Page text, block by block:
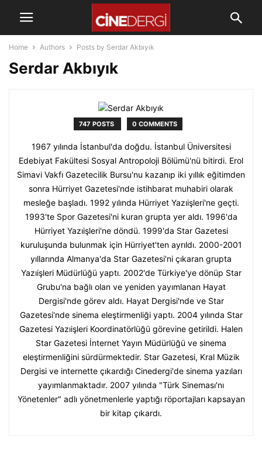
Home Authors Posts by Serdar Akbıyık
Serdar Akbıyık
747 POSTS 0 COMMENTS
1967 yılında İstanbul'da doğdu. İstanbul Üniversitesi
Edebiyat Fakültesi Sosyal Antropoloji Bölümü'nü bitirdi. Erol
Simavi Vakfı Gazetecilik Bursu'nu kazanıp iki yıllık eğitimden
sonra Hürriyet Gazetesi'nde istihbarat muhabiri olarak
mesleğe başladı. 1992 yılında Hürriyet Yazıişleri'ne geçti.
1993'te Spor Gazetesi'ni kuran grupta yer aldı. 1996'da
Hürriyet Yazıişleri'ne döndü. 1999'da Star Gazetesi
kuruluşunda bulunmak için Hürriyet'ten ayrıldı. 2000-2001
yıllarında Almanya'da Star Gazetesi'ni çıkaran grupta
Yazıişleri Müdürlüğü yaptı. 2002'de Türkiye'ye dönüp Star
Grubu'na bağlı olan ve yeniden yayımlanan Hayat
Dergisi'nde görev aldı. Hayat Dergisi'nde ve Star
Gazetesi'nde sinema eleştirmenliği yaptı. 2004 yılında Star
Gazetesi Yazıişleri Koordinatörlüğü görevine getirildi. Halen
Star Gazetesi İnternet Yayın Müdürlüğü ve sinema
eleştirmenliğini sürdürmektedir. Star Gazetesi, Kral Müzik
Dergisi ve internette çıkardığı Cinedergi'de sinema yazıları
yayımlanmaktadır. 2007 yılında "Türk Sineması'nı
Yönetenler" adlı yönetmenlerle yaptığı röportajları kapsayan
bir kitap çıkardı.